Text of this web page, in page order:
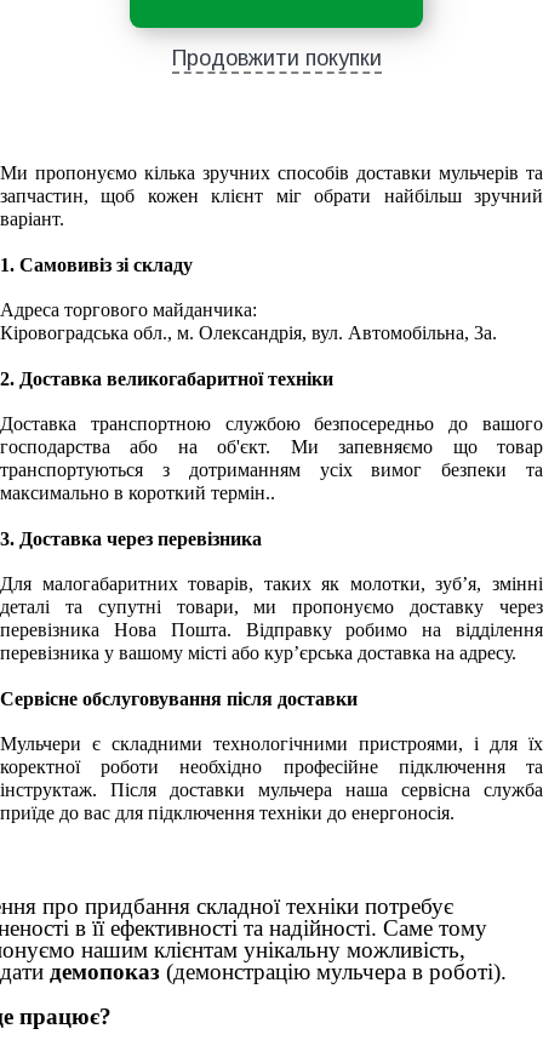
Продовжити покупки
Ми пропонуємо кілька зручних способів доставки мульчерів та
запчастин, щоб кожен клієнт міг обрати найбільш зручний
варіант.
1. Самовивіз зі складу
Адреса торгового майданчика:
Кіровоградська обл., м. Олександрія, вул. Автомобільна, 3а.
2. Доставка великогабаритної техніки
Доставка транспортною службою безпосередньо до вашого
господарства або на об'єкт. Ми запевняємо що товар
транспортуються з дотриманням усіх вимог безпеки та
максимально в короткий термін..
3. Доставка через перевізника
Для малогабаритних товарів, таких як молотки, зуб’я, змінні
деталі та супутні товари, ми пропонуємо доставку через
перевізника
Нова Пошта. Відправку робимо на відділення
перевізника у вашому місті або кур’єрська доставка на адресу.
Сервісне обслуговування після доставки
Мульчери є складними технологічними пристроями, і для їх
коректної роботи необхідно професійне підключення та
інструктаж. Після доставки мульчера наша сервісна служба
приїде до вас для підключення техніки до енергоносія.
про придбання складної техніки потребує
в її ефективності та надійності. Саме тому
нашим клієнтам унікальну можливість,
демопоказ (демонстрацію мульчера в роботі).
працює?